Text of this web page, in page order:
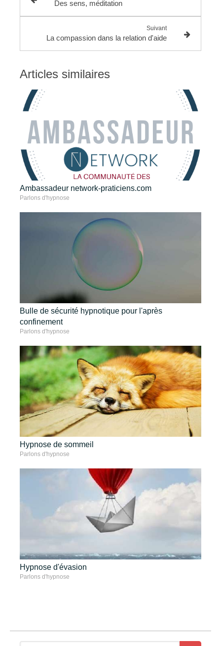
Des sens, méditation
Suivant
La compassion dans la relation d'aide
Articles similaires
Ambassadeur network-praticiens.com
Parlons d'hypnose
Bulle de sécurité hypnotique pour l'après
confinement
Parlons d'hypnose
Hypnose de sommeil
Parlons d'hypnose
Hypnose d'évasion
Parlons d'hypnose